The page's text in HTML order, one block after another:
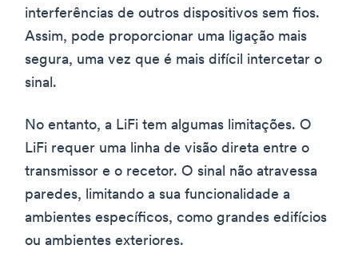
interferências de outros dispositivos sem fios.
Assim, pode proporcionar uma ligação mais
segura, uma vez que é mais difícil intercetar o
sinal.
No entanto, a LiFi tem algumas limitações. O
LiFi requer uma linha de visão direta entre o
transmissor e o recetor. O sinal não atravessa
paredes, limitando a sua funcionalidade a
ambientes específicos, como grandes edifícios
ou ambientes exteriores.